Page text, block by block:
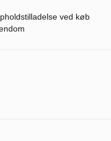
ved køb